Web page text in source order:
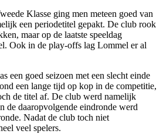
Klasse ging men meteen goed van
een periodetitel gepakt. De club rook
maar op de laatste speeldag
Ook in de play-offs lag Lommel er al
een goed seizoen met een slecht einde
een lange tijd op kop in de competitie,
de titel af. De club werd namelijk
de daaropvolgende eindronde werd
Nadat de club toch niet
veel spelers.